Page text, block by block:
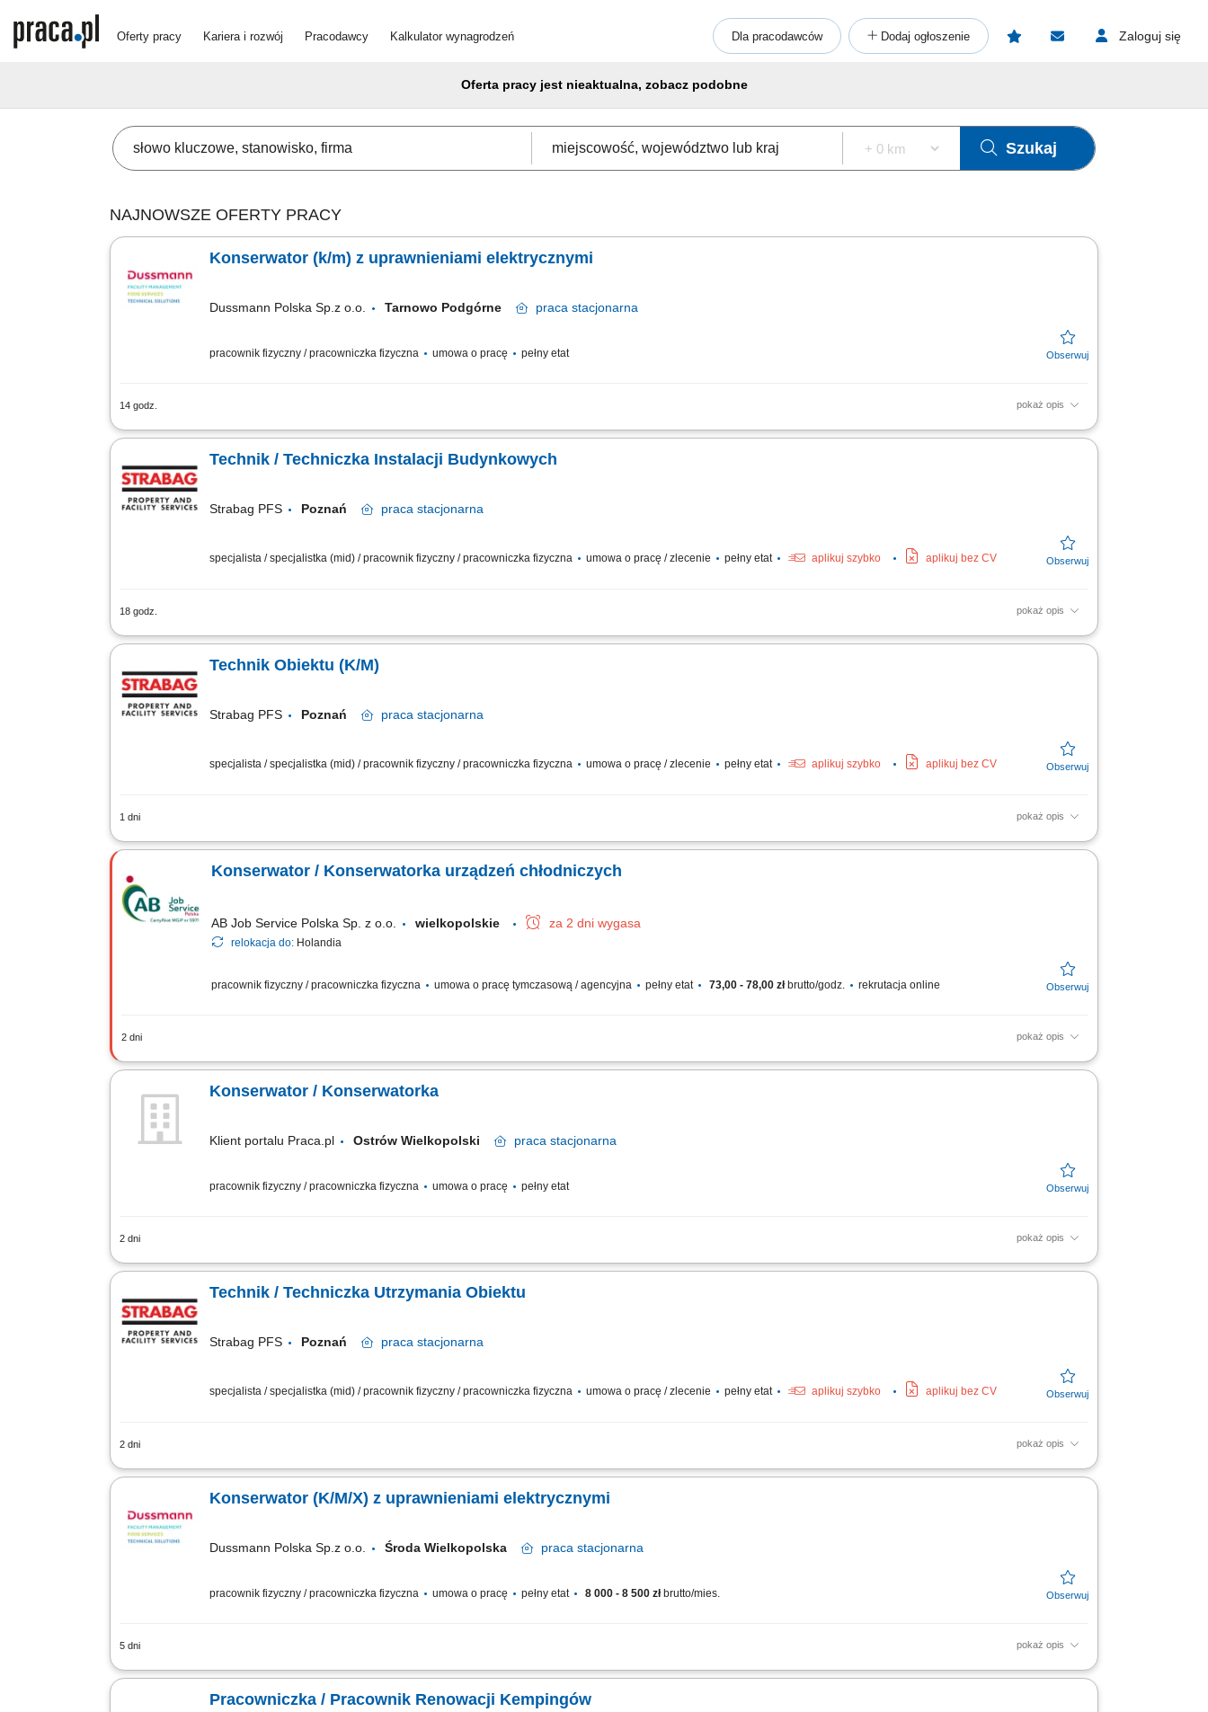
Oferty pracy Kariera i rozwój Pracodawcy Kalkulator wynagrodzeń Dla pracodawców Dodaj ogłoszenie Zaloguj się
Oferta pracy jest nieaktualna, zobacz podobne
Szukaj
NAJNOWSZE OFERTY PRACY
Konserwator (k/m) z uprawnieniami elektrycznymi
Dussmann Polska Sp.z o.o. Tarnowo Podgórne praca stacjonarna
pracownik fizyczny / pracowniczka fizyczna umowa o pracę pełny etat
14 godz. pokaż opis
Bieżąca obsługa techniczna obiektu logistycznego, Kontrole instalacji obiektowych i pomieszczeń technicznych, Konserwacja systemów technicznych, Usuwanie awarii
Technik / Techniczka Instalacji Budynkowych
Strabag PFS Poznań praca stacjonarna
specjalista / specjalistka (mid) / pracownik fizyczny / pracowniczka fizyczna umowa o pracę / zlecenie pełny etat aplikuj szybko aplikuj bez CV
18 godz. pokaż opis
Opis stanowiska Utrzymanie sprawności instalacji budynkowych: elektrycznych, wentylacyjnych, klimatyzacyjnych i wodnych. Regularne przeglądy oraz konserwacja
Technik Obiektu (K/M)
Strabag PFS Poznań praca stacjonarna
specjalista / specjalistka (mid) / pracownik fizyczny / pracowniczka fizyczna umowa o pracę / zlecenie pełny etat aplikuj szybko aplikuj bez CV
1 dni pokaż opis
Zadania: bieżąca eksploatacja, konserwacja instalacji i urządzeń budynkowych: instalacje elektryczne, wodno-kanalizacyjne, klimatyzacyjne, grzewcze, wentylacyjne;
Konserwator / Konserwatorka urządzeń chłodniczych
AB Job Service Polska Sp. z o.o. wielkopolskie za 2 dni wygasa
relokacja do: Holandia
pracownik fizyczny / pracowniczka fizyczna umowa o pracę tymczasową / agencyjna pełny etat 73,00 - 78,00 złbrutto/godz. rekrutacja online
2 dni pokaż opis
Twoje zadania: Nadzór techniczny, usuwanie usterek i przeglądy reeferów na terminalu. Prowadzenie rejestru wykorzystanych komponentów oraz czynnika
Konserwator / Konserwatorka
Klient portalu Praca.pl Ostrów Wielkopolski praca stacjonarna
pracownik fizyczny / pracowniczka fizyczna umowa o pracę pełny etat
2 dni pokaż opis
Przeprowadzanie przeglądów, konserwacji i napraw bieżących wózków widłowych. Usuwanie awarii oraz dbanie o sprawność techniczną floty. Przygotowywanie
Technik / Techniczka Utrzymania Obiektu
Strabag PFS Poznań praca stacjonarna
specjalista / specjalistka (mid) / pracownik fizyczny / pracowniczka fizyczna umowa o pracę / zlecenie pełny etat aplikuj szybko aplikuj bez CV
2 dni pokaż opis
Opis stanowiska Zapewnienie sprawnego działania instalacji i urządzeń budynkowych (elektrycznych, HVAC, wodno-kanalizacyjnych i grzewczych). Bieżąca
Konserwator (K/M/X) z uprawnieniami elektrycznymi
Dussmann Polska Sp.z o.o. Środa Wielkopolska praca stacjonarna
pracownik fizyczny / pracowniczka fizyczna umowa o pracę pełny etat 8 000 - 8 500 złbrutto/mies.
5 dni pokaż opis
Bieżąca obsługa techniczna budynku produkcyjnego, Kontrole instalacji obiektowych i pomieszczeń technicznych, Konserwacja systemów technicznych, Usuwanie
Pracowniczka / Pracownik Renowacji Kempingów